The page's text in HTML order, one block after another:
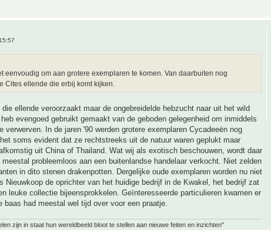
eenvoudig om aan grotere exemplaren te komen. Van daarbuiten nog
Cites ellende die erbij komt kijken.
ellende veroorzaakt maar de ongebreidelde hebzucht naar uit het wild
evengoed gebruikt gemaakt van de geboden gelegenheid om inmiddels
verwerven. In de jaren '90 werden grotere exemplaren Cycadeeën nog
soms evident dat ze rechtstreeks uit de natuur waren geplukt maar
uit China of Thailand. Wat wij als exotisch beschouwen, wordt daar
probleemloos aan een buitenlandse handelaar verkocht. Niet zelden
in dito stenen drakenpotten. Dergelijke oude exemplaren worden nu niet
Nieuwkoop de oprichter van het huidige bedrijf in de Kwakel, het bedrijf zat
leuke collectie bijeensprokkelen. Geïnteresseerde particulieren kwamen er
baas had meestal wel tijd over voor een praatje.
zijn in staat hun wereldbeeld bloot te stellen aan nieuwe feiten en inzichten"